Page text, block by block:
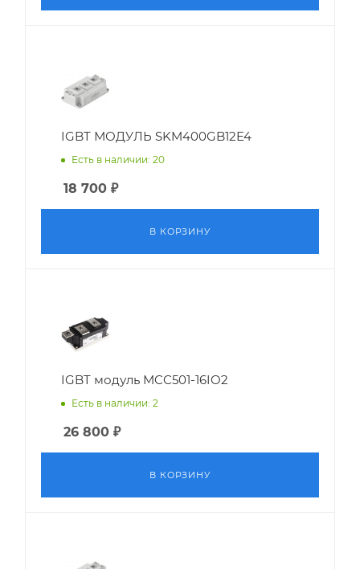
IGBT МОДУЛЬ SKM400GB12E4
Есть в наличии: 20
18 700 ₽
В КОРЗИНУ
IGBT модуль MCC501-16IO2
Есть в наличии: 2
26 800 ₽
В КОРЗИНУ